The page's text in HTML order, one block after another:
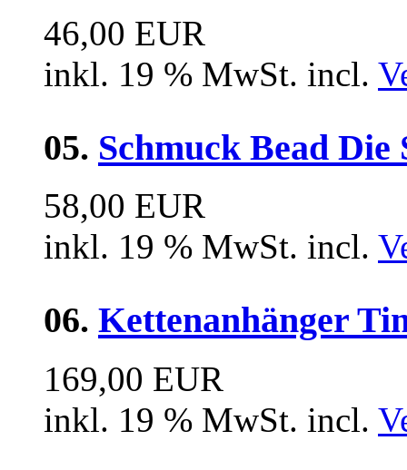
46,00 EUR
inkl. 19 % MwSt. incl.
05. Schmuck Bead
58,00 EUR
inkl. 19 % MwSt. incl.
06. Kettenanhänger
169,00 EUR
inkl. 19 % MwSt. incl.